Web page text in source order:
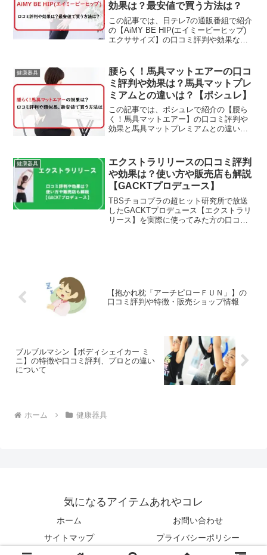
効果は？最安値で買う方法は？
この記事では、日テレ7の通販番組で紹介
の【AiMY BE HIP(エイミービーヒップ)
エクササイズ】の口コミ評判や効果など
表の丸山桂里奈さんがプロデュース！ス
ポーツ...
健康器具
腰らく！馬具マットエアーの口コ
ミ評判や効果は？馬具マットプレ
ミアムとの違いは？【ポシュレ】
この記事では、ポシュレで紹介の【腰ら
く！馬具マットエアー】の口コミ評判や
効果と馬具マットプレミアムとの違いや
子に座っている時間も増えた人も少なく
ないですね。でも悪い姿勢で...
健康器具
エクストラリリースの口コミ評判
や効果は？使い方や販売店も解説
【GACKTプロデュース】
TBSチョコプラの超ヒット研究所で放送
したGACKTプロデュース【エクストラリ
リース】を実際に使ってみた方の口コミ
【抱かれ枕「アーチピローＦＵＮ」】の
口コミ評判や特徴・販売ショップ情報
ブルブルマシン【ボディシェイカー ミ
ニ】の特徴や口コミ評判、プロとの違い
について
ホーム 健康器具
気になるアイテムあれやコレ
ホーム
お問い合わせ
サイトマップ
プライバシーポリシー